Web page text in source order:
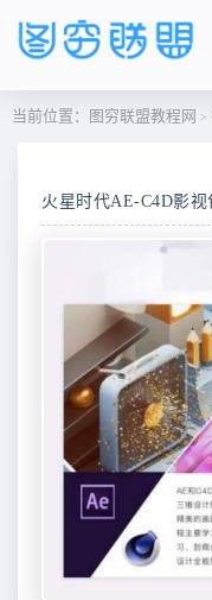
当前位置： 图穷联盟教程网 >
火星时代AE-C4D影